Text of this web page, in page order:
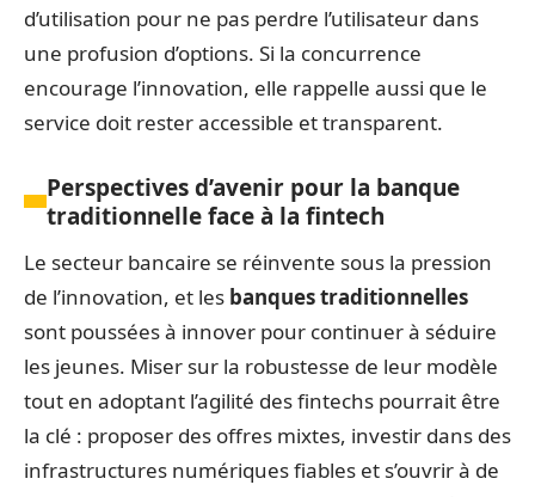
d’utilisation pour ne pas perdre l’utilisateur dans
une profusion d’options. Si la concurrence
encourage l’innovation, elle rappelle aussi que le
service doit rester accessible et transparent.
Perspectives d’avenir pour la banque
traditionnelle face à la fintech
Le secteur bancaire se réinvente sous la pression
de l’innovation, et les banques traditionnelles
sont poussées à innover pour continuer à séduire
les jeunes. Miser sur la robustesse de leur modèle
tout en adoptant l’agilité des fintechs pourrait être
la clé : proposer des offres mixtes, investir dans des
infrastructures numériques fiables et s’ouvrir à de